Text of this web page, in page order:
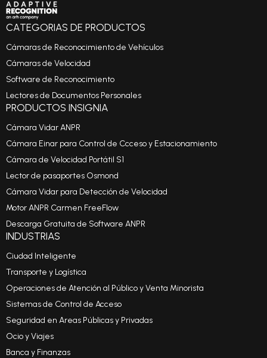
CATEGORIAS DE PRODUCTOS
Cámaras de Reconocimiento de Vehículos
Cámaras de Velocidad
Software de Reconocimiento
Lectores de Documentos Personales
PRODUCTOS INSIGNIA
Cámara Vidar ANPR
Cámara Einar para Control de Ccceso y Estacionamiento
Cámara de Velocidad Portátil S1
Lector de pasaportes Osmond
Cámara Vidar para Detección de Velocidad
Motor ANPR Carmen FreeFlow
Descarga Gratuita de Software ANPR
INDUSTRIAS
Ciudad Inteligente
Transporte y Logística
Operaciones de Atención al Público y Venta Minorista
Sistemas de Control de Acceso
Seguridad en Areas Públicas y Privadas
Ocio y Viajes
Banca y Finanzas